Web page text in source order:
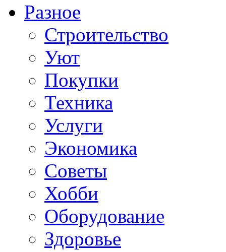
Разное
Строительство
Уют
Покупки
Техника
Услуги
Экономика
Советы
Хобби
Oборудование
Здоровье